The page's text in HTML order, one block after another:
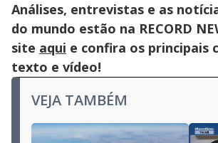
Análises, entrevistas e as
do mundo estão na RECORD
site aqui e confira os principais
texto e vídeo!
VEJA TAMBÉM